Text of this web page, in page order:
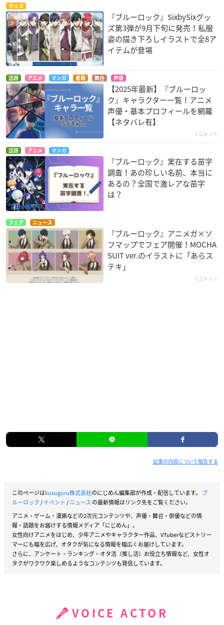
グッズ
『ブルーロック』SixbySixグッ
ズ第3弾が9月下旬に発売！私服
姿の描き下ろしイラストで全8ア
イテムが登場
話題 アニメ マンガ 書籍 舞台 声優
【2025年最新】『ブルーロッ
ク』キャラクター一覧！アニメ
声優・基本プロフィールを網羅
【ネタバレ有】
1コメント
話題 アニメ マンガ
『ブルーロック』実在する苗字
調査！あの珍しい名前、本当に
あるの？全国で激レアな苗字
は？
フェア ニュース
『ブルーロック』アニメガ×ソ
フマップでフェア開催！MOCHA
SUIT ver.のイラストに「あらス
テキ」
1コメント
記事の内容について報告する
このページはkusuguru株式会社のにじめん編集部が作成・配信しています。 ブ
ルーロック/イベント /ニュース の最新情報はリンク先をご覧ください。
アニメ・ゲーム・漫画などの2次元コンテンツや、声優・舞台・俳優などの情
報・話題をお届けする情報メディア「にじめん」。
女性向けアニメをはじめ、少年アニメやキャラクター作品、VTuberなどストリー
マーにも幅を広げ、オタクが気になる情報を幅広くお届けしています。
さらに、アンケート・ランキング・オタ活（推し活）お役立ち情報など、女性オ
タクがワクワク楽しめるようなコンテンツも発信しています。
VOICE ACTOR